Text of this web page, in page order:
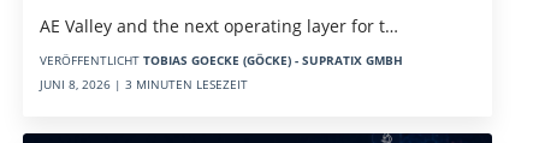
AE Valley and the next operating layer for t…
VERÖFFENTLICHT TOBIAS GOECKE (GÖCKE) - SUPRATIX GMBH
JUNI 8, 2026 | 3 MINUTEN LESEZEIT